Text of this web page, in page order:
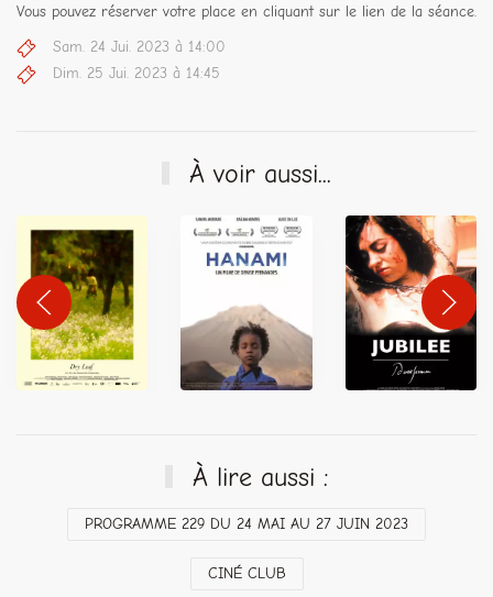
Vous pouvez réserver votre place en cliquant sur le lien de la séance.
Sam. 24 Jui. 2023 à 14:00
Dim. 25 Jui. 2023 à 14:45
À voir aussi...
À lire aussi :
PROGRAMME 229 DU 24 MAI AU 27 JUIN 2023
CINÉ CLUB